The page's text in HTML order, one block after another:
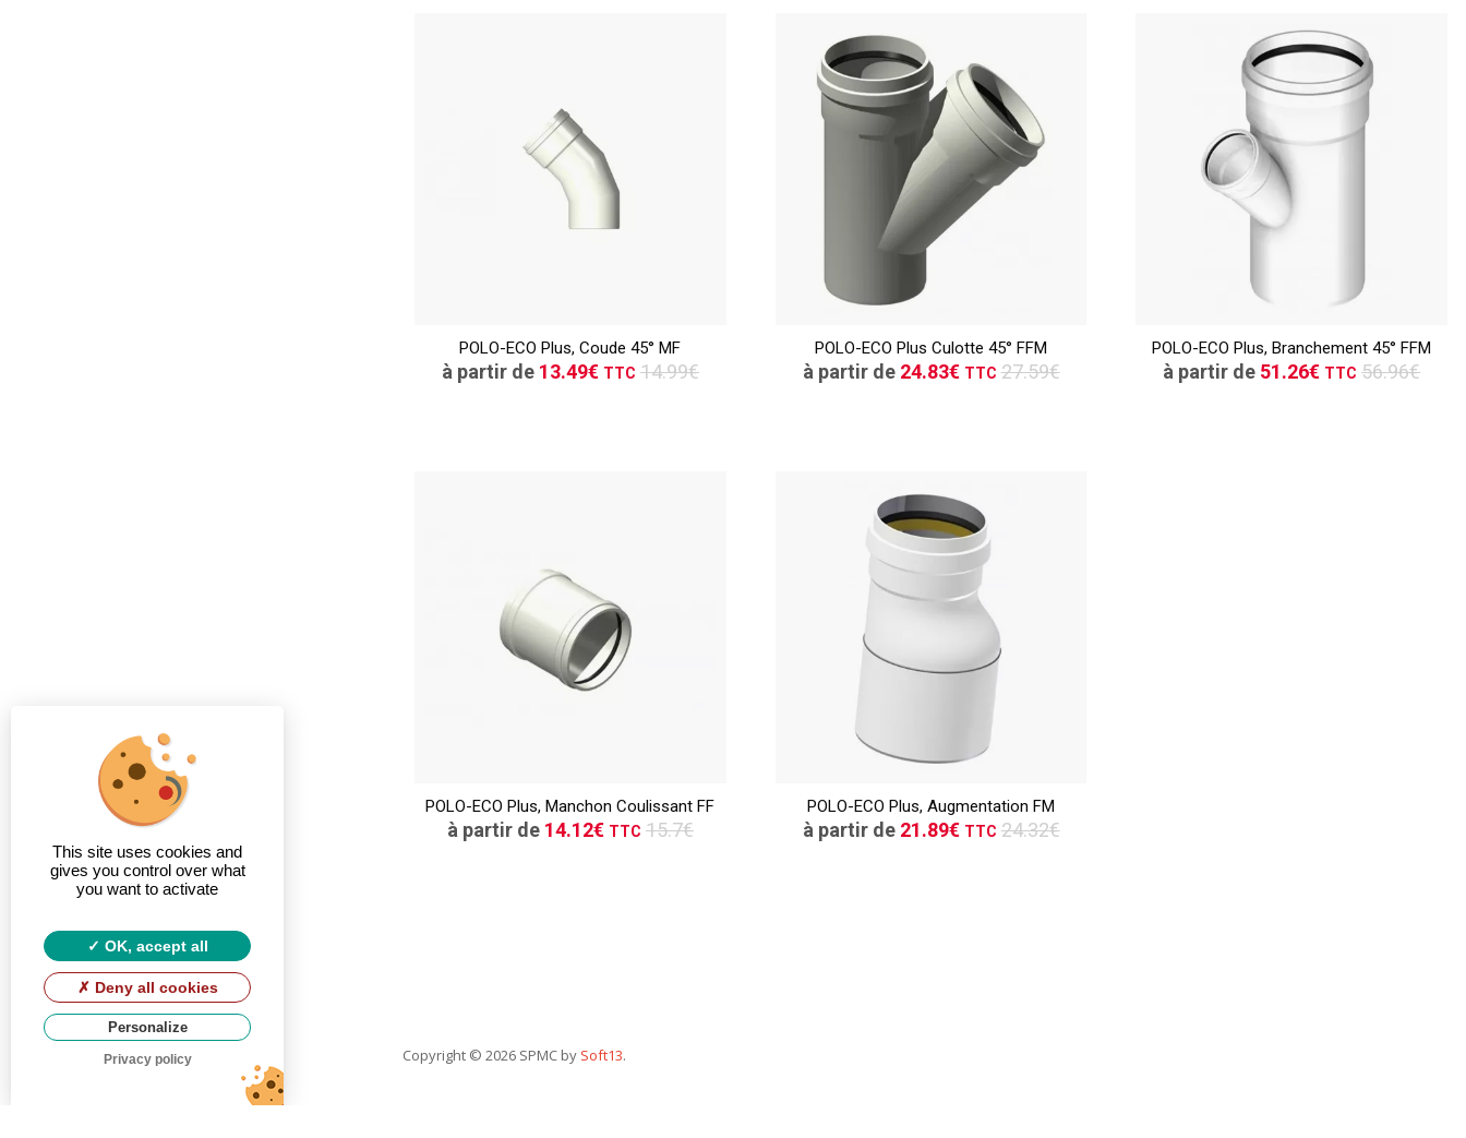
POLO-ECO Plus, Coude 45° MF
à partir de 13.49€ TTC 14.99€
Demande de devis
POLO-ECO Plus Culotte 45° FFM
à partir de 24.83€ TTC 27.59€
Demande de devis
POLO-ECO Plus, Branchement 45° FFM
à partir de 51.26€ TTC 56.96€
Demande de devis
POLO-ECO Plus, Manchon Coulissant FF
à partir de 14.12€ TTC 15.7€
Demande de devis
POLO-ECO Plus, Augmentation FM
à partir de 21.89€ TTC 24.32€
Demande de devis
Copyright © 2026 SPMC by Soft13.
This site uses cookies and
gives you control over what
you want to activate
OK, accept all
Deny all cookies
Personalize
Privacy policy